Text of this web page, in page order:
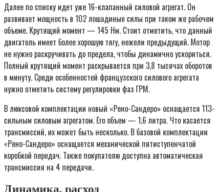
Далее по списку идет уже 16-клапанный силовой агрегат. Он
развивает мощность в 102 лошадиные силы при таком же рабочем
объеме. Крутящий момент — 145 Нм. Стоит отметить, что данный
двигатель имеет более хорошую тягу, нежели предыдущий. Мотор
не нужно раскручивать до предела, чтобы динамично ускориться.
Полный крутящий момент раскрывается при 3,8 тысячах оборотов
в минуту. Среди особенностей французского силового агрегата
нужно отметить систему регулировки фаз ГРМ.
В люксовой комплектации новый «Рено-Сандеро» оснащается 113-
сильным силовым агрегатом. Его объем — 1,6 литра. Что касается
трансмиссий, их может быть несколько. В базовой комплектации
«Рено-Сандеро» оснащается механической пятиступенчатой
коробкой передач. Также покупателю доступна автоматическая
трансмиссия на 4 передачи.
Динамика, расход